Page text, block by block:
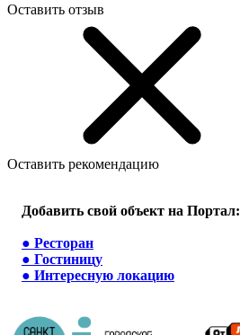
Оставить отзыв
Оставить рекомендацию
Добавить свой объект на Портал:
● Ресторан
● Гостиницу
● Интересную локацию